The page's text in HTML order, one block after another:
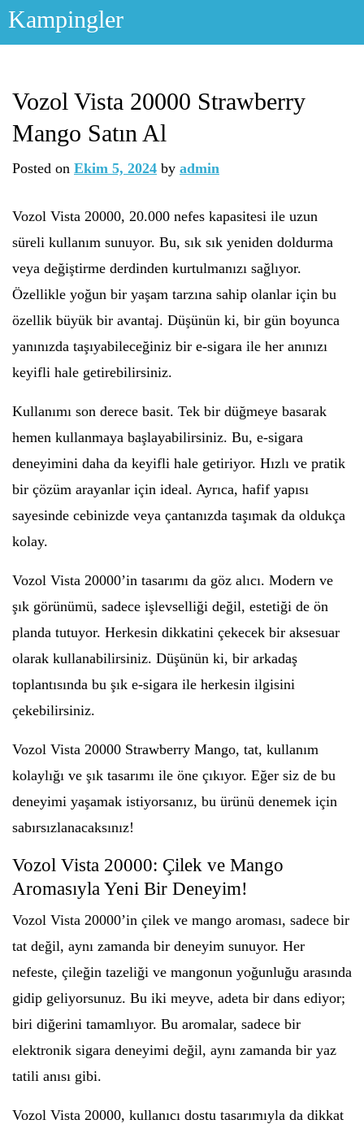
Skip
Kampingler
Vozol Vista 20000 Strawberry
Mango Satın Al
Posted on Ekim 5, 2024 by admin
Vozol Vista 20000, 20.000 nefes kapasitesi ile uzun
süreli kullanım sunuyor. Bu, sık sık yeniden doldurma
veya değiştirme derdinden kurtulmanızı sağlıyor.
Özellikle yoğun bir yaşam tarzına sahip olanlar için bu
özellik büyük bir avantaj. Düşünün ki, bir gün boyunca
yanınızda taşıyabileceğiniz bir e-sigara ile her anınızı
keyifli hale getirebilirsiniz.
Kullanımı son derece basit. Tek bir düğmeye basarak
hemen kullanmaya başlayabilirsiniz. Bu, e-sigara
deneyimini daha da keyifli hale getiriyor. Hızlı ve pratik
bir çözüm arayanlar için ideal. Ayrıca, hafif yapısı
sayesinde cebinizde veya çantanızda taşımak da oldukça
kolay.
Vozol Vista 20000’in tasarımı da göz alıcı. Modern ve
şık görünümü, sadece işlevselliği değil, estetiği de ön
planda tutuyor. Herkesin dikkatini çekecek bir aksesuar
olarak kullanabilirsiniz. Düşünün ki, bir arkadaş
toplantısında bu şık e-sigara ile herkesin ilgisini
çekebilirsiniz.
Vozol Vista 20000 Strawberry Mango, tat, kullanım
kolaylığı ve şık tasarımı ile öne çıkıyor. Eğer siz de bu
deneyimi yaşamak istiyorsanız, bu ürünü denemek için
sabırsızlanacaksınız!
Vozol Vista 20000: Çilek ve Mango
Aromasıyla Yeni Bir Deneyim!
Vozol Vista 20000’in çilek ve mango aroması, sadece bir
tat değil, aynı zamanda bir deneyim sunuyor. Her
nefeste, çileğin tazeliği ve mangonun yoğunluğu arasında
gidip geliyorsunuz. Bu iki meyve, adeta bir dans ediyor;
biri diğerini tamamlıyor. Bu aromalar, sadece bir
elektronik sigara deneyimi değil, aynı zamanda bir yaz
tatili anısı gibi.
Vozol Vista 20000, kullanıcı dostu tasarımıyla da dikkat